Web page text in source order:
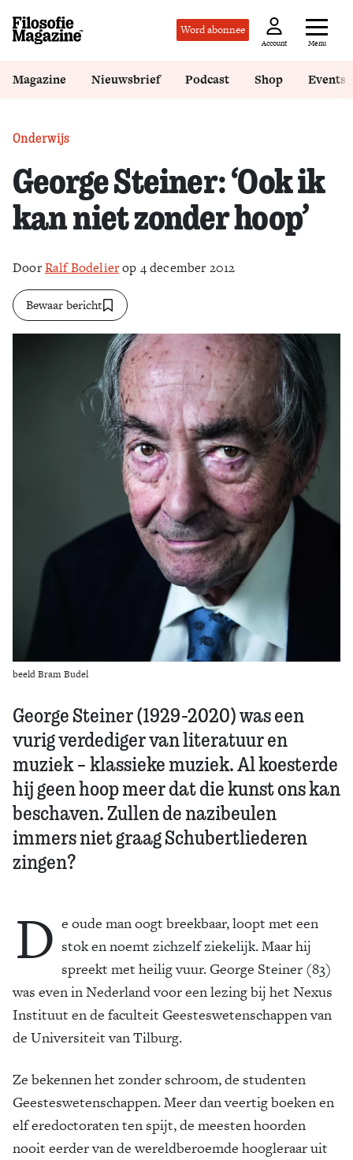
Word abonnee
Account Menu
Zoek
Magazine Nieuwsbrief Podcast Shop Events
Onderwijs
George Steiner: ‘Ook ik
kan niet zonder hoop’
DoorRalf Bodelierop 4 december 2012
Bewaar bericht
beeld Bram Budel
George Steiner (1929-2020) was een
vurig verdediger van literatuur en
muziek – klassieke muziek. Al koesterde
hij geen hoop meer dat die kunst ons kan
beschaven. Zullen de nazibeulen
immers niet graag Schubertliederen
zingen?
D e oude man oogt breekbaar, loopt met een
stok en noemt zichzelf ziekelijk. Maar hij
spreekt met heilig vuur. George Steiner (83)
was even in Nederland voor een lezing bij het Nexus
Instituut en de faculteit Geesteswetenschappen van
de Universiteit van Tilburg.
Ze bekennen het zonder schroom, de studenten
Geesteswetenschappen. Meer dan veertig boeken en
elf eredoctoraten ten spijt, de meesten hoorden
nooit eerder van de wereldberoemde hoogleraar uit